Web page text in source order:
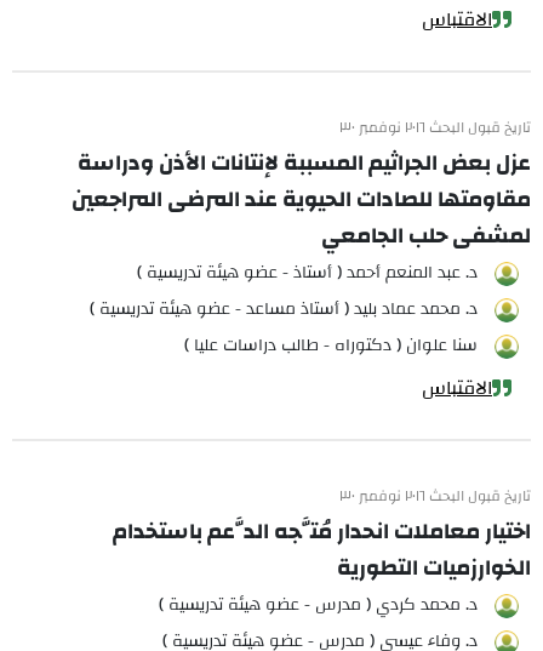
الاقتباس
تاريخ قبول البحث ٢٠١٦ نوفمبر ٣٠
عزل بعض الجراثيم المسببة لإنتانات الأذن ودراسة
مقاومتها للصادات الحيوية عند المرضى المراجعين
لمشفى حلب الجامعي
د. عبد المنعم أحمد ( أستاذ - عضو هيئة تدريسية )
د. محمد عماد بليد ( أستاذ مساعد - عضو هيئة تدريسية )
سنا علوان ( دكتوراه - طالب دراسات عليا )
الاقتباس
تاريخ قبول البحث ٢٠١٦ نوفمبر ٣٠
اختيار معاملات انحدار مُتَّجه الدَّعم باستخدام
الخوارزميات التطورية
د. محمد كردي ( مدرس - عضو هيئة تدريسية )
د. وفاء عيسى ( مدرس - عضو هيئة تدريسية )